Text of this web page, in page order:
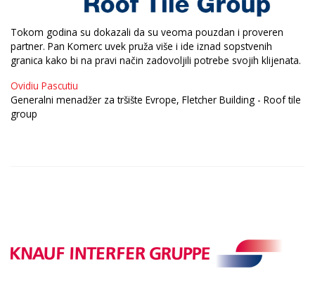
Tokom godina su dokazali da su veoma pouzdan i proveren
partner. Pan Komerc uvek pruža više i ide iznad sopstvenih
granica kako bi na pravi način zadovoljili potrebe svojih klijenata.
Ovidiu Pascutiu
Generalni menadžer za tršište Evrope, Fletcher Building - Roof tile
group